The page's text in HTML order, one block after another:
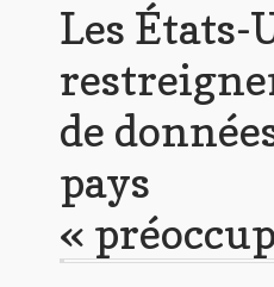
Les États-
de
pays
«